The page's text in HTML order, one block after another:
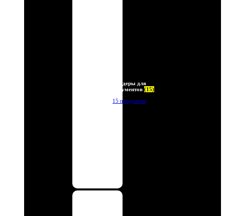
Холдеры для
документов (15)
15 продуктов